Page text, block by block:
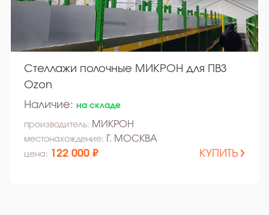
Стеллажи полочные МИКРОН для ПВЗ
Ozon
Наличие: на складе
производитель: МИКРОН
местонахождение: Г. МОСКВА
цена: 122 000 ₽ КУПИТЬ